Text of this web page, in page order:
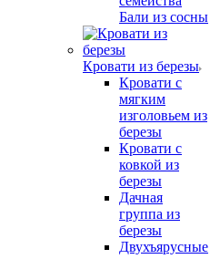
Бали из сосны
Кровати из березы
Кровати с
мягким
изголовьем из
березы
Кровати с
ковкой из
березы
Дачная
группа из
березы
Двухъярусные